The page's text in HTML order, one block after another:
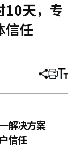
10天，专
信任
分
章
打 调
小
解决方案
信任